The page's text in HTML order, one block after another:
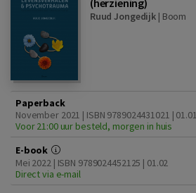
(herziening)
Ruud Jongedijk | Boom
Paperback
November 2021 | ISBN 9789024431021 | 01.01
Voor 21:00 uur besteld, morgen in huis
E-book
Mei 2022 | ISBN 9789024452125 | 01.02
Direct via e-mail